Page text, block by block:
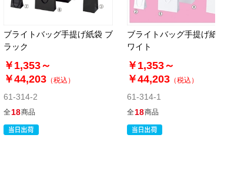
￥33,022
送料無料 別送
カートに入れる
ブライトバッグ手提げ紙袋 ブ
ラック
￥1,353～
￥44,203 （税込）
61-314-2
全18商品
ブライトバッグ手提げ紙袋 ホ
ワイト
￥1,353～
￥44,203 （税込）
61-314-1
全18商品